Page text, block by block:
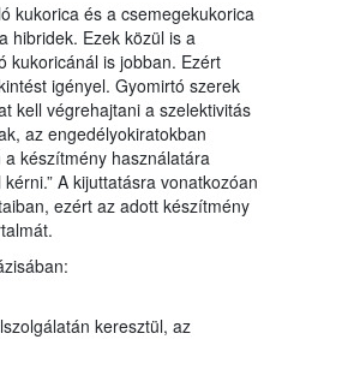
kukorica és a csemegekukorica
hibridek. Ezek közül is a
kukoricánál is jobban. Ezért
igényel. Gyomirtó szerek
kell végrehajtani a szelektivitás
az engedélyokiratokban
készítmény használatára
A kijuttatásra vonatkozóan
ezért az adott készítmény
keresztül, az